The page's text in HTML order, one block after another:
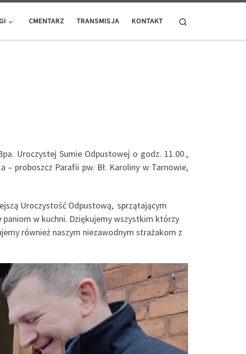
CMENTARZ TRANSMISJA KONTAKT
Uroczystej Sumie Odpustowej o godz. 11.00.,
– proboszcz Parafii pw. Bł. Karoliny w Tarnowie,
Uroczystość Odpustową, sprzątającym
paniom w kuchni. Dziękujemy wszystkim którzy
również naszym niezawodnym strażakom z